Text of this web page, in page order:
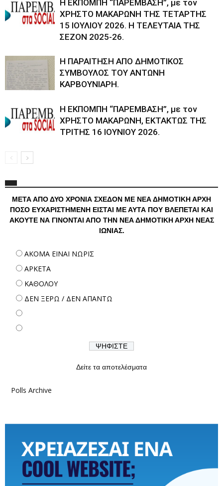
Η ΕΚΠΟΜΠΗ “ΠΑΡΕΜΒΑΣΗ”, με τον
ΧΡΗΣΤΟ ΜΑΚΑΡΩΝΗ ΤΗΣ ΤΕΤΑΡΤΗΣ
15 ΙΟΥΛΙΟΥ 2026. Η ΤΕΛΕΥΤΑΙΑ ΤΗΣ
ΣΕΖΟΝ 2025-26.
Η ΠΑΡΑΙΤΗΣΗ ΑΠΟ ΔΗΜΟΤΙΚΟΣ
ΣΥΜΒΟΥΛΟΣ ΤΟΥ ΑΝΤΩΝΗ
ΚΑΡΒΟΥΝΙΑΡΗ.
Η ΕΚΠΟΜΠΗ “ΠΑΡΕΜΒΑΣΗ”, με τον
ΧΡΗΣΤΟ ΜΑΚΑΡΩΝΗ, ΕΚΤΑΚΤΩΣ ΤΗΣ
ΤΡΙΤΗΣ 16 ΙΟΥΝΙΟΥ 2026.
ΜΕΤΑ ΑΠΟ ΔΥΟ ΧΡΟΝΙΑ ΣΧΕΔΟΝ ΜΕ ΝΕΑ ΔΗΜΟΤΙΚΗ ΑΡΧΗ
ΠΟΣΟ ΕΥΧΑΡΙΣΤΗΜΕΝΗ ΕΙΣΤΑΙ ΜΕ ΑΥΤΑ ΠΟΥ ΒΛΕΠΕΤΑΙ ΚΑΙ
ΑΚΟΥΤΕ ΝΑ ΓΙΝΟΝΤΑΙ ΑΠΟ ΤΗΝ ΝΕΑ ΔΗΜΟΤΙΚΗ ΑΡΧΗ ΝΕΑΣ
ΙΩΝΙΑΣ.
ΑΚΟΜΑ ΕΙΝΑΙ ΝΩΡΙΣ
ΑΡΚΕΤΑ
ΚΑΘΟΛΟΥ
ΔΕΝ ΞΕΡΩ / ΔΕΝ ΑΠΑΝΤΩ
Δείτε τα αποτελέσματα
Polls Archive